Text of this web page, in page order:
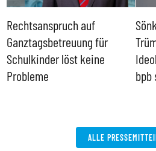
Rechtsanspruch auf
Ganztagsbetreuung für
Schulkinder löst keine
Probleme
bpb
ALLE